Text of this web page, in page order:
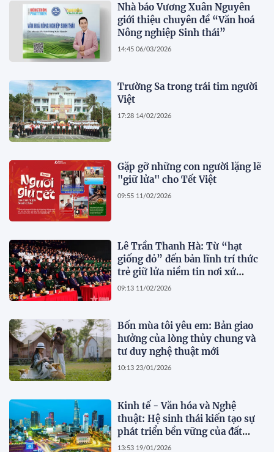
Nhà báo Vương Xuân Nguyên
giới thiệu chuyên đề “Văn hoá
Nông nghiệp Sinh thái”
14:45 06/03/2026
Trường Sa trong trái tim người
Việt
17:28 14/02/2026
Gặp gỡ những con người lặng lẽ
"giữ lửa" cho Tết Việt
09:55 11/02/2026
Lê Trần Thanh Hà: Từ “hạt
giống đỏ” đến bản lĩnh trí thức
trẻ giữ lửa niềm tin nơi xứ
người
09:13 11/02/2026
Bốn mùa tôi yêu em: Bản giao
hưởng của lòng thủy chung và
tư duy nghệ thuật mới
10:13 23/01/2026
Kinh tế - Văn hóa và Nghệ
thuật: Hệ sinh thái kiến tạo sự
phát triển bền vững của đất
nước trong Kỷ nguyên vươn
13:53 19/01/2026